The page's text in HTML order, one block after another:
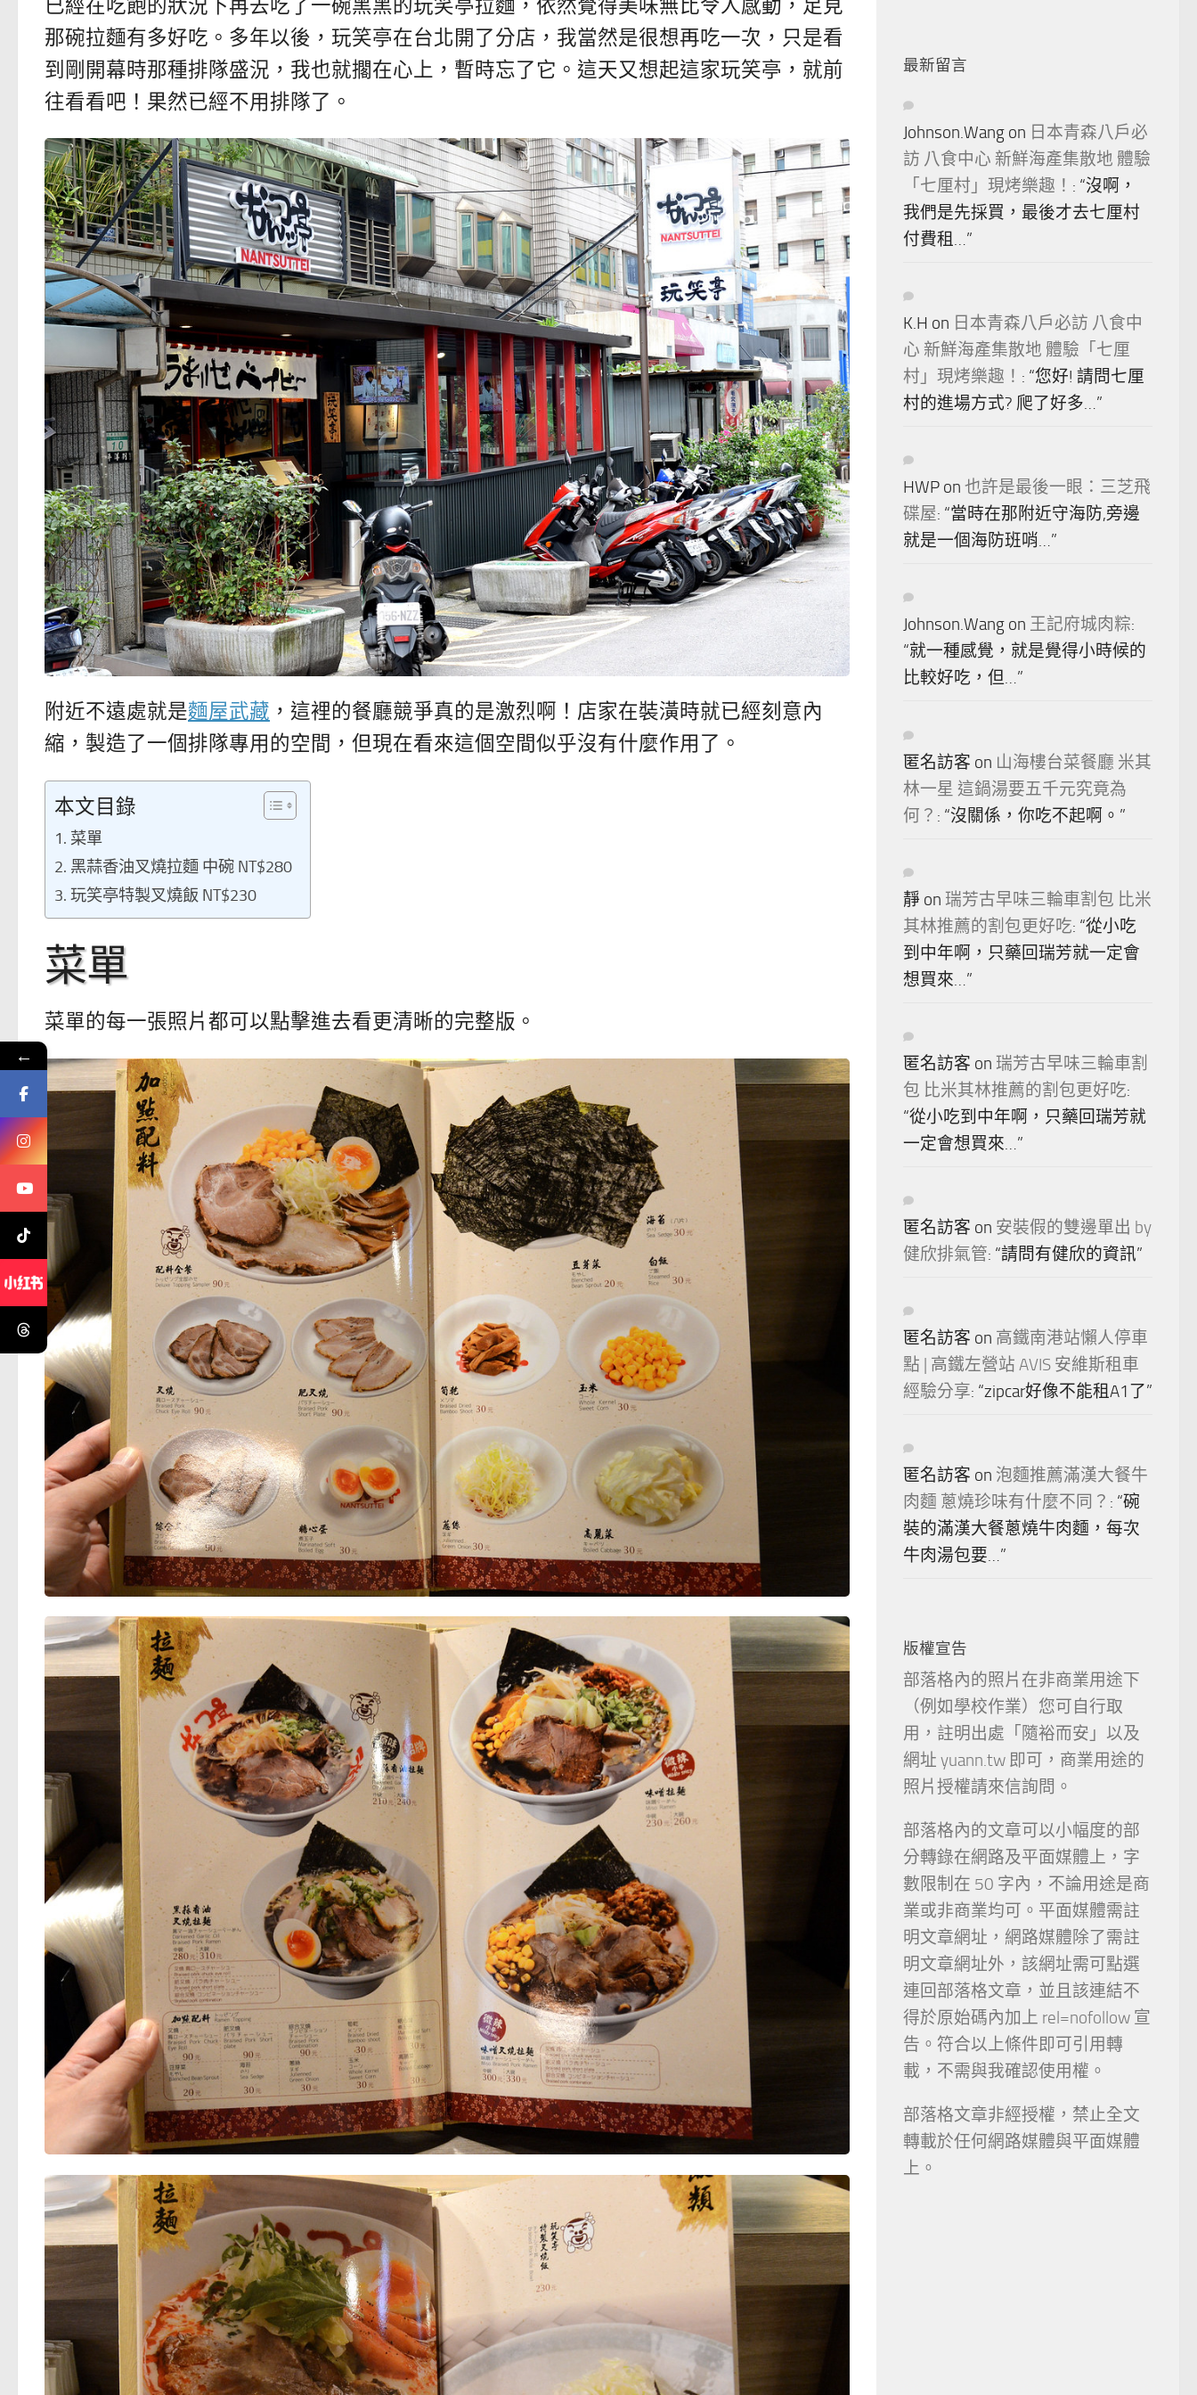
已經在吃飽的狀況下再去吃了一碗黑黑的玩笑亭拉麵，依然覺得美味無比令人感動，足見
那碗拉麵有多好吃。多年以後，玩笑亭在台北開了分店，我當然是很想再吃一次，只是看
到剛開幕時那種排隊盛況，我也就擱在心上，暫時忘了它。這天又想起這家玩笑亭，就前
往看看吧！果然已經不用排隊了。
附近不遠處就是麵屋武藏 ，這裡的餐廳競爭真的是激烈啊！店家在裝潢時就已經刻意內
縮，製造了一個排隊專用的空間，但現在看來這個空間似乎沒有什麼作用了。
本文目錄
菜單
黑蒜香油叉燒拉麵 中碗 NT$280
玩笑亭特製叉燒飯 NT$230
菜單
菜單的每一張照片都可以點擊進去看更清晰的完整版。
最新留言
Johnson.Wang on 日本青森八戶必
訪 八食中心 新鮮海產集散地 體驗
「七厘村」現烤樂趣！ : “沒啊，
我們是先採買，最後才去七厘村
付費租…”
K.H on 日本青森八戶必訪 八食中
心 新鮮海產集散地 體驗「七厘
村」現烤樂趣！ : “您好! 請問七厘
村的進場方式? 爬了好多…”
HWP on 也許是最後一眼：三芝飛
碟屋: “當時在那附近守海防,旁邊
就是一個海防班哨…”
Johnson.Wang on 王記府城肉粽:
“就一種感覺，就是覺得小時候的
比較好吃，但…”
匿名訪客 on 山海樓台菜餐廳 米其
林一星 這鍋湯要五千元究竟為
何？ : “沒關係，你吃不起啊。 ”
靜 on 瑞芳古早味三輪車割包 比米
其林推薦的割包更好吃: “從小吃
到中年啊，只藥回瑞芳就一定會
想買來…”
匿名訪客 on 瑞芳古早味三輪車割
包 比米其林推薦的割包更好吃:
“從小吃到中年啊，只藥回瑞芳就
一定會想買來…”
匿名訪客 on 安裝假的雙邊單出 by
健欣排氣管: “請問有健欣的資訊”
匿名訪客 on 高鐵南港站懶人停車
點 | 高鐵左營站 AVIS 安維斯租車
經驗分享: “zipcar好像不能租A1了”
匿名訪客 on 泡麵推薦滿漢大餐牛
肉麵 蔥燒珍味有什麼不同？ : “碗
裝的滿漢大餐蔥燒牛肉麵，每次
牛肉湯包要…”
版權宣告
部落格內的照片在非商業用途下
（例如學校作業）您可自行取
用，註明出處「隨裕而安」以及
網址 yuann.tw 即可，商業用途的
照片授權請來信詢問。
部落格內的文章可以小幅度的部
分轉錄在網路及平面媒體上，字
數限制在 50 字內，不論用途是商
業或非商業均可。平面媒體需註
明文章網址，網路媒體除了需註
明文章網址外，該網址需可點選
連回部落格文章，並且該連結不
得於原始碼內加上 rel=nofollow 宣
告。符合以上條件即可引用轉
載，不需與我確認使用權。
部落格文章非經授權，禁止全文
轉載於任何網路媒體與平面媒體
上。
←